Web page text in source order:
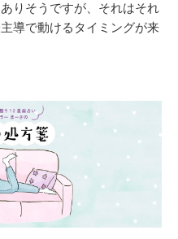
りそうですが、それはそれ
導で動けるタイミングが来